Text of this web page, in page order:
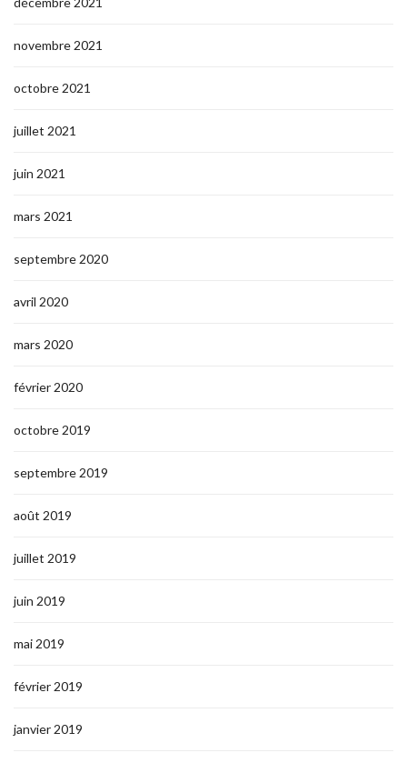
novembre 2021
octobre 2021
juillet 2021
juin 2021
mars 2021
septembre 2020
avril 2020
mars 2020
février 2020
octobre 2019
septembre 2019
août 2019
juillet 2019
juin 2019
mai 2019
février 2019
janvier 2019